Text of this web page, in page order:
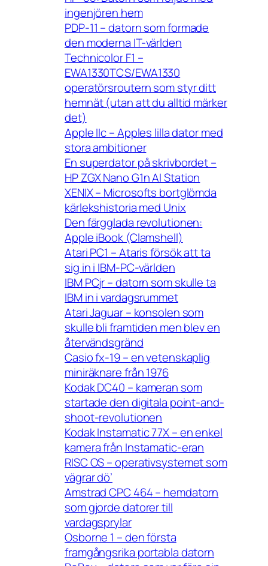
ingenjören hem
PDP-11 – datorn som formade
den moderna IT-världen
Technicolor F1 –
EWA1330TCS/EWA1330
operatörsroutern som styr ditt
hemnät (utan att du alltid märker
det)
Apple IIc – Apples lilla dator med
stora ambitioner
En superdator på skrivbordet –
HP ZGX Nano G1n AI Station
XENIX – Microsofts bortglömda
kärlekshistoria med Unix
Den färgglada revolutionen:
Apple iBook (Clamshell)
Atari PC1 – Ataris försök att ta
sig in i IBM-PC-världen
IBM PCjr – datorn som skulle ta
IBM in i vardagsrummet
Atari Jaguar – konsolen som
skulle bli framtiden men blev en
återvändsgränd
Casio fx-19 – en vetenskaplig
miniräknare från 1976
Kodak DC40 – kameran som
startade den digitala point-and-
shoot-revolutionen
Kodak Instamatic 77X – en enkel
kamera från Instamatic-eran
RISC OS – operativsystemet som
vägrar dö’
Amstrad CPC 464 – hemdatorn
som gjorde datorer till
vardagsprylar
Osborne 1 – den första
framgångsrika portabla datorn